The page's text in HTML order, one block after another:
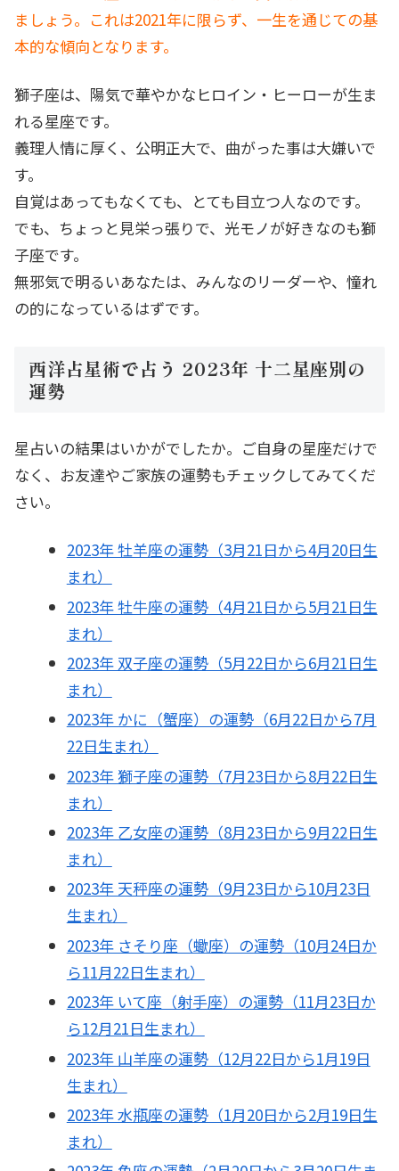
ましょう。これは2021年に限らず、一生を通じての基
本的な傾向となります。
獅子座は、陽気で華やかなヒロイン・ヒーローが生ま
れる星座です。
義理人情に厚く、公明正大で、曲がった事は大嫌いで
す。
自覚はあってもなくても、とても目立つ人なのです。
でも、ちょっと見栄っ張りで、光モノが好きなのも獅
子座です。
無邪気で明るいあなたは、みんなのリーダーや、憧れ
の的になっているはずです。
西洋占星術で占う 2023年 十二星座別の
運勢
星占いの結果はいかがでしたか。ご自身の星座だけで
なく、お友達やご家族の運勢もチェックしてみてくだ
さい。
2023年 牡羊座の運勢（3月21日から4月20日生
まれ）
2023年 牡牛座の運勢（4月21日から5月21日生
まれ）
2023年 双子座の運勢（5月22日から6月21日生
まれ）
2023年 かに（蟹座）の運勢（6月22日から7月
22日生まれ）
2023年 獅子座の運勢（7月23日から8月22日生
まれ）
2023年 乙女座の運勢（8月23日から9月22日生
まれ）
2023年 天秤座の運勢（9月23日から10月23日
生まれ）
2023年 さそり座（蠍座）の運勢（10月24日か
ら11月22日生まれ）
2023年 いて座（射手座）の運勢（11月23日か
ら12月21日生まれ）
2023年 山羊座の運勢（12月22日から1月19日
生まれ）
2023年 水瓶座の運勢（1月20日から2月19日生
まれ）